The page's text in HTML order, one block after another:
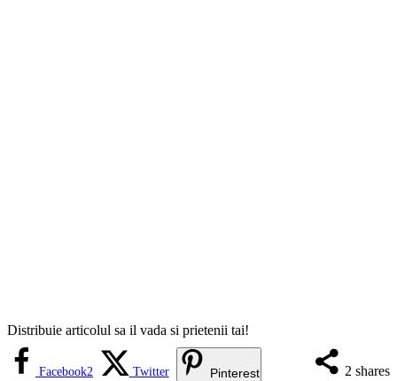
Distribuie articolul sa il vada si prietenii tai!
2 shares
Facebook2 Twitter Pinterest